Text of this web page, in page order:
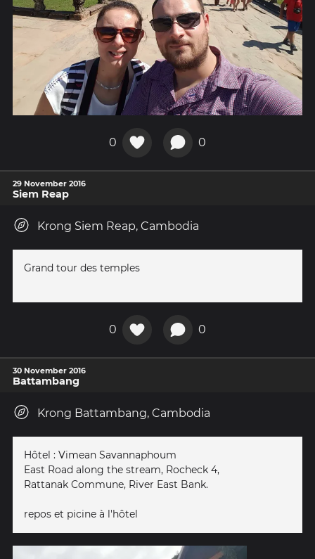
0 0
29 November 2016
Siem Reap
Krong Siem Reap, Cambodia
Grand tour des temples
0 0
30 November 2016
Battambang
Krong Battambang, Cambodia
Hôtel : Vimean Savannaphoum
East Road along the stream, Rocheck 4,
Rattanak Commune, River East Bank.
repos et picine à l'hôtel